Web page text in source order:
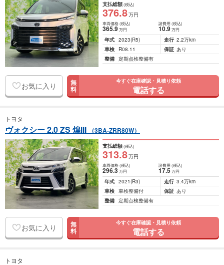
支払総額(税込)
376.8万円
車両価格(税込)
365.9万円
諸費用 (税込)
10.9 万円
年式 2023(R5) 走行 2.2万km
車検
R08.11 保証 あり
整備 定期点検整備有
お気に入り 無
料
今すぐ在庫確認・見積り依頼
電話する
トヨタ
ヴォクシー 2.0 ZS 煌III （3BA-ZRR80W）
支払総額(税込)
313.8万円
車両価格(税込)
296.3万円
諸費用 (税込)
17.5 万円
年式 2021(R3) 走行 3.4万km
車検 車検整備付 保証 あり
整備 定期点検整備有
お気に入り 無
料
今すぐ在庫確認・見積り依頼
電話する
トヨタ